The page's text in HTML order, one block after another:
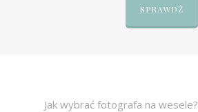
SPRAWDŹ
Jak wybrać fotografa na wesele?